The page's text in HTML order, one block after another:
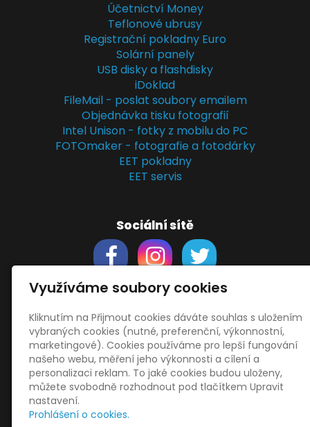
Účetnictví Money
Teflonové ubrusy
Registrační pokladny Euro
Solární panely
USB disky a flashdisky
iDoklad
FileMail - poslat soubory emailem
Objednávka tisku fotografií
Intel Unison - fotky z mobilu do PC
FOTOmaker - fotografie a fotodárky
EET pokladny
EET servis
Sociální sítě
Support
Obchodní podmínky
Zásady zpracování osobních údajů
Obrázky použityvecteezy.com
adepositphotos.com
OneDrive
HopToDesk
Využíváme soubory cookies
Kliknutím na Přijmout cookies dáváte souhlas s uložením
vybraných cookies (nutné, preferenční, výkonnostní,
marketingové). Cookies používáme pro lepší fungování
našeho webu, měření jeho výkonnosti a cílení a
personalizaci reklam. To jaké cookies budou uloženy,
můžete svobodně rozhodnout pod tlačítkem Upravit
nastavení.
Prohlášení o cookies.